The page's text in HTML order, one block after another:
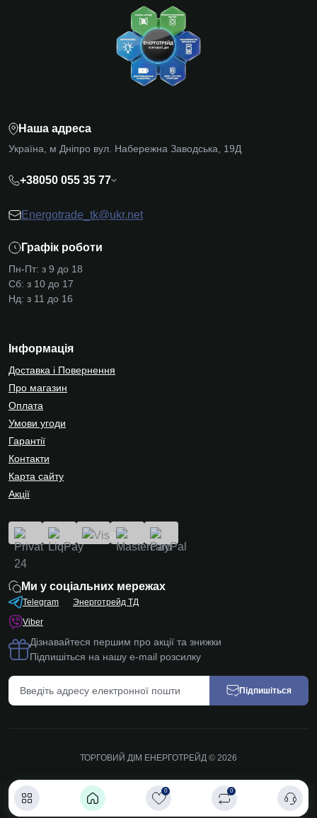
0 0
Наша адреса
Україна, м Дніпро вул. Набережна Заводська, 19Д
+38050 055 35 77
Energotrade_tk@ukr.net
Графік роботи
Пн-Пт: з 9 до 18
Сб: з 10 до 17
Нд: з 11 до 16
Інформація
Доставка і Повернення
Про магазин
Оплата
Умови угоди
Гарантії
Контакти
Карта сайту
Акції
Ми у соціальних мережах
Telegram
Viber
Энерготрейд ТД
Дізнавайтеся першим про акції та знижки
Підпишіться на нашу e-mail розсилку
Підпишіться
ТОРГОВИЙ ДІМ ЕНЕРГОТРЕЙД © 2026